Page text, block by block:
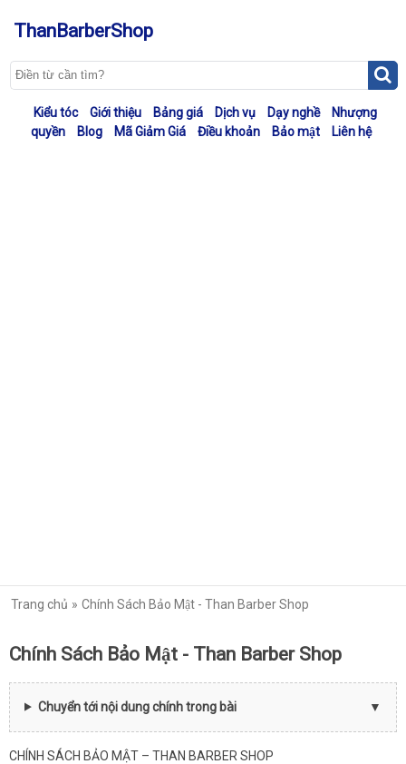
ThanBarberShop
Kiểu tóc Giới thiệu Bảng giá Dịch vụ Dạy nghề
Nhượng
quyền
Blog Mã Giảm Giá Điều khoản Bảo mật Liên hệ
Trang chủ Chính Sách Bảo Mật - Than Barber Shop
Chính Sách Bảo Mật - Than Barber Shop
Chuyển tới nội dung chính trong bài
CHÍNH SÁCH BẢO MẬT – THAN BARBER SHOP